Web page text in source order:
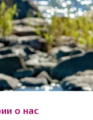
о нас